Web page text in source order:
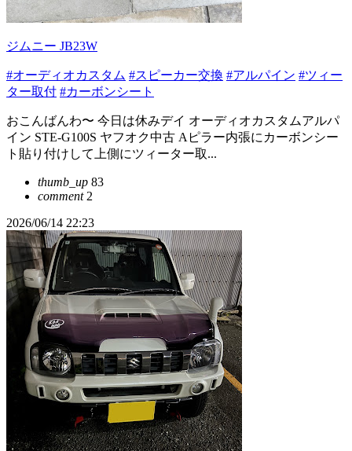
ジムニー JB23W
#オーディオカスタム #スピーカー交換 #アルパイン #ツィー
ター取付 #カーボンシート
おこんばんわ〜 今日は休みデイ オーディオカスタムアルパ
イン STE-G100S ヤフオク中古 Aピラー内張にカーボンシー
ト貼り付けして上側にツィーター取...
thumb_up 83
comment2
2026/06/14 22:23